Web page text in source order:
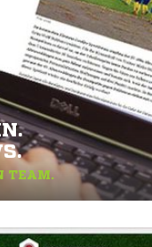
TEAM.